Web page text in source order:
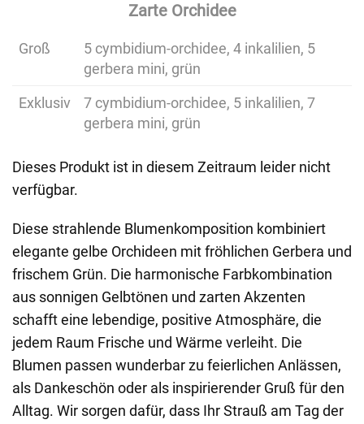
Zarte Orchidee
Groß
5 cymbidium-orchidee, 4 inkalilien, 5
gerbera mini, grün
Exklusiv
7 cymbidium-orchidee, 5 inkalilien, 7
gerbera mini, grün
Dieses Produkt ist in diesem Zeitraum leider nicht
verfügbar.
Diese strahlende Blumenkomposition kombiniert
elegante gelbe Orchideen mit fröhlichen Gerbera und
frischem Grün. Die harmonische Farbkombination
aus sonnigen Gelbtönen und zarten Akzenten
schafft eine lebendige, positive Atmosphäre, die
jedem Raum Frische und Wärme verleiht. Die
Blumen passen wunderbar zu feierlichen Anlässen,
als Dankeschön oder als inspirierender Gruß für den
Alltag. Wir sorgen dafür, dass Ihr Strauß am Tag der